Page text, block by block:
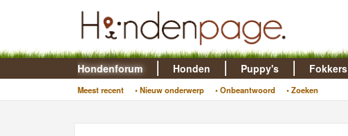
Hondenforum
Meest recent • Nieuw onderwerp • Onbeantwoord • Zoeken
Honden Puppy's Fokkers